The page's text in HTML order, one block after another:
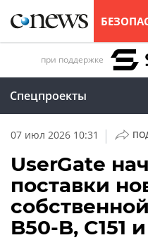
при поддержке
Спецпроекты
07 июл 2026 10:31 |
UserGate
поставки
B50‑B, C151